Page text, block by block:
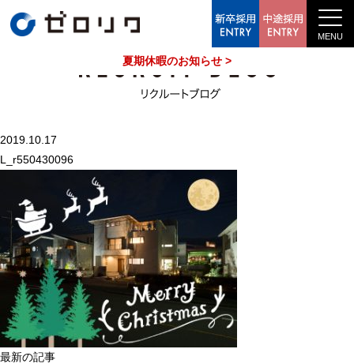
中途採用情報
夏期休暇のお知らせ >
2019.10.17
L_r550430096
最新の記事